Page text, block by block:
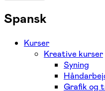
Spansk
Kurser
Kreative kurser
Syning
Grafik og